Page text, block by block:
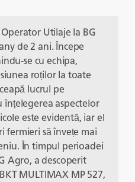
Utilaje la BG
de 2 ani. Începe
se cu echipa,
roților la toate
lucrul pe
înțelegerea aspectelor
este evidentă, iar el
fermieri să învețe mai
În timpul perioadei
Agro, a descoperit
MULTIMAX MP 527,